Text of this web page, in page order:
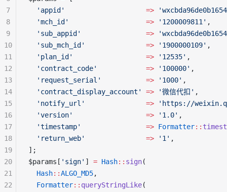
  'appid'
                    =>
  'mch_id'
                   =>
'1200009811' ,
  'sub_appid'
                =>
  'sub_mch_id'
               =>
'1900000109' ,
  'plan_id'
                  =>
'12535' ,
  'contract_code'
            =>
'100000' ,
  'request_serial'
           =>
'1000' ,
  'contract_display_account'
=> '微信代扣' ,
  'notify_url'
               =>
'https://
  'version'
                  =>
'1.0' ,
  'timestamp'
                =>
Formatter::
  'return_web'
               =>
'1' ,
];
$params[ 'sign' ] = Hash:: sign(
  Hash
::ALGO_MD5,
  Formatter
:: queryStringLike(
7
8
9
10
11
12
13
14
15
16
17
18
19
20
21
22